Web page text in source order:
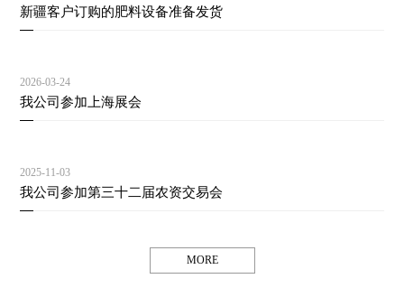
新疆客户订购的肥料设备准备发货
2026-03-24
我公司参加上海展会
2025-11-03
我公司参加第三十二届农资交易会
MORE